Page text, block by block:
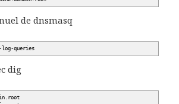
de dnsmasq
log-queries
dig